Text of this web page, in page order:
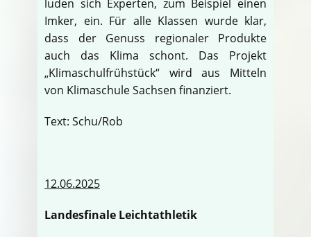
luden sich Experten, zum Beispiel einen
Imker, ein. Für alle Klassen wurde klar,
dass der Genuss regionaler Produkte
auch das Klima schont. Das Projekt
„Klimaschulfrühstück“ wird aus Mitteln
von Klimaschule Sachsen finanziert.
Text: Schu/Rob
12.06.2025
Landesfinale Leichtathletik